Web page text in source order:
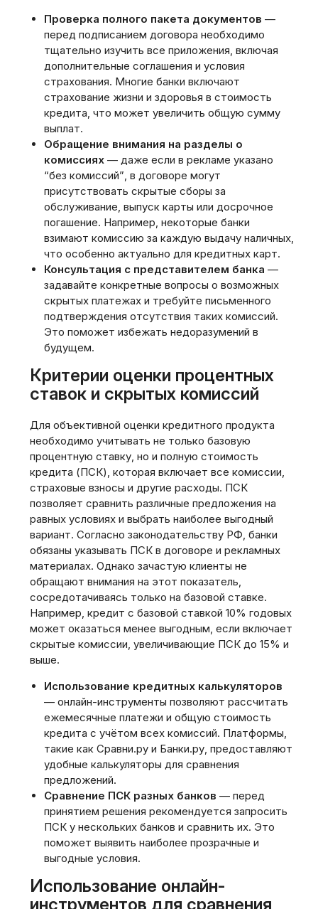
Проверка полного пакета документов —
перед подписанием договора необходимо
тщательно изучить все приложения‚ включая
дополнительные соглашения и условия
страхования. Многие банки включают
страхование жизни и здоровья в стоимость
кредита‚ что может увеличить общую сумму
выплат.
Обращение внимания на разделы о
комиссиях — даже если в рекламе указано
“без комиссий”‚ в договоре могут
присутствовать скрытые сборы за
обслуживание‚ выпуск карты или досрочное
погашение. Например‚ некоторые банки
взимают комиссию за каждую выдачу наличных‚
что особенно актуально для кредитных карт.
Консультация с представителем банка —
задавайте конкретные вопросы о возможных
скрытых платежах и требуйте письменного
подтверждения отсутствия таких комиссий.
Это поможет избежать недоразумений в
будущем.
Критерии оценки процентных
ставок и скрытых комиссий
Для объективной оценки кредитного продукта
необходимо учитывать не только базовую
процентную ставку‚ но и полную стоимость
кредита (ПСК)‚ которая включает все комиссии‚
страховые взносы и другие расходы. ПСК
позволяет сравнить различные предложения на
равных условиях и выбрать наиболее выгодный
вариант. Согласно законодательству РФ‚ банки
обязаны указывать ПСК в договоре и рекламных
материалах. Однако зачастую клиенты не
обращают внимания на этот показатель‚
сосредотачиваясь только на базовой ставке.
Например‚ кредит с базовой ставкой 10% годовых
может оказаться менее выгодным‚ если включает
скрытые комиссии‚ увеличивающие ПСК до 15% и
выше.
Использование кредитных калькуляторов
— онлайн-инструменты позволяют рассчитать
ежемесячные платежи и общую стоимость
кредита с учётом всех комиссий. Платформы‚
такие как Сравни.ру и Банки.ру‚ предоставляют
удобные калькуляторы для сравнения
предложений.
Сравнение ПСК разных банков — перед
принятием решения рекомендуется запросить
ПСК у нескольких банков и сравнить их. Это
поможет выявить наиболее прозрачные и
выгодные условия.
Использование онлайн-
инструментов для сравнения